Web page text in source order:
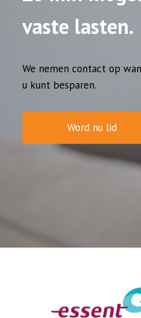
vaste lasten.
We nemen contact op
u kunt besparen.
Word nu lid